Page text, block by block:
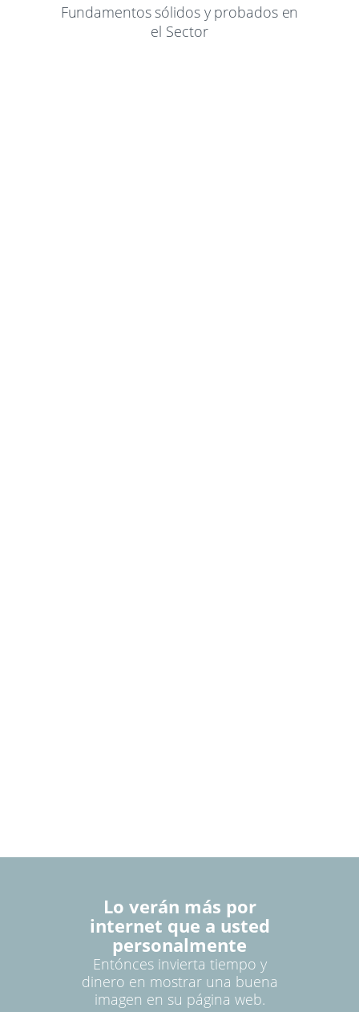
Fundamentos sólidos y probados en
el Sector
Lo verán más por
internet que a usted
personalmente
Entónces invierta tiempo y
dinero en mostrar una buena
imagen en su página web.